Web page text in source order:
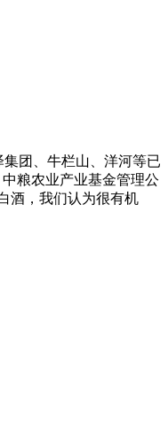
团、牛栏山、洋河等已
粮农业产业基金管理公
酒，我们认为很有机